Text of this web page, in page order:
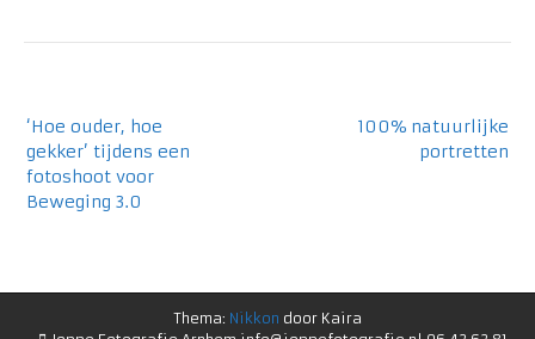
100% natuurlijke
portretten
‘Hoe ouder, hoe
gekker’ tijdens een
fotoshoot voor
Beweging 3.0
Thema: Nikkon door Kaira